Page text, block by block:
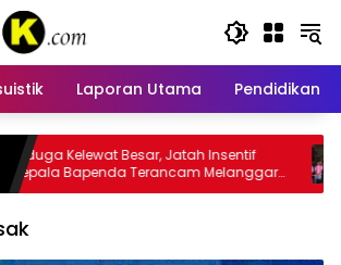
Laporan Utama Pendidikan
Kasus Insentif Pajak Listrik Muncul
Tersangka